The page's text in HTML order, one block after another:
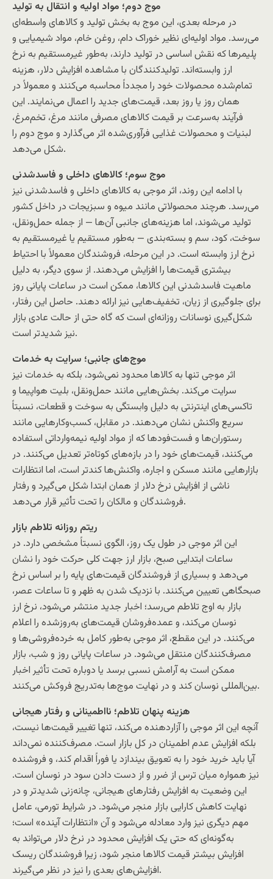
موج دوم؛ مواد اولیه و انتقال به تولید
در مرحله بعدی، این موج به بخش تولید و کالاهای واسطه‌ای
می‌رسد. مواد اولیه‌ای نظیر خوراک دام، روغن خام، مواد شیمیایی و
پلیمرها که نقش اساسی در تولید دارند، به‌طور غیرمستقیم به نرخ
ارز وابسته‌اند. تولیدکنندگان با مشاهده افزایش دلار، هزینه
تمام‌شده محصولات خود را مجدداً محاسبه می‌کنند و معمولاً در
همان روز یا روز بعد، قیمت‌های جدید را اعمال می‌نمایند. این
فرآیند به‌سرعت بر قیمت کالاهای مصرفی مانند مرغ، تخم‌مرغ،
لبنیات و محصولات غذایی فرآوری‌شده اثر می‌گذارد و موج دوم را
شکل می‌دهد.
موج سوم؛ کالاهای داخلی و فاسدشدنی
با ادامه این روند، اثر موجی به کالاهای داخلی و فاسدشدنی نیز
می‌رسد. هرچند محصولاتی مانند میوه و سبزیجات در داخل کشور
تولید می‌شوند، اما هزینه‌های جانبی آن‌ها — از جمله حمل‌ونقل،
سوخت، کود، سم و بسته‌بندی — به‌طور مستقیم یا غیرمستقیم به
نرخ ارز وابسته است. در این مرحله، فروشندگان معمولاً با احتیاط
بیشتری قیمت‌ها را افزایش می‌دهند. از سوی دیگر، به دلیل
ماهیت فاسدشدنی این کالاها، ممکن است در ساعات پایانی روز
برای جلوگیری از زیان، تخفیف‌هایی نیز ارائه دهند. حاصل این رفتار،
شکل‌گیری نوسانات روزانه‌ای است که گاه حتی از حالت عادی بازار
نیز شدیدتر است.
موج‌های جانبی؛ سرایت به خدمات
اثر موجی تنها به کالاها محدود نمی‌شود، بلکه به خدمات نیز
سرایت می‌کند. بخش‌هایی مانند حمل‌ونقل، بلیت هواپیما و
تاکسی‌های اینترنتی به دلیل وابستگی به سوخت و قطعات، نسبتاً
سریع واکنش نشان می‌دهند. در مقابل، کسب‌وکارهایی مانند
رستوران‌ها و فست‌فودها که از مواد اولیه نیمه‌وارداتی استفاده
می‌کنند، قیمت‌های خود را در بازه‌های کوتاه‌تر تعدیل می‌کنند. در
بازارهایی مانند مسکن و اجاره، واکنش‌ها کندتر است، اما انتظارات
ناشی از افزایش نرخ دلار از همان ابتدا شکل می‌گیرد و رفتار
فروشندگان و مالکان را تحت تأثیر قرار می‌دهد.
ریتم روزانه تلاطم بازار
این اثر موجی در طول یک روز، الگوی نسبتاً مشخصی دارد. در
ساعات ابتدایی صبح، بازار ارز جهت کلی حرکت خود را نشان
می‌دهد و بسیاری از فروشندگان قیمت‌های پایه را بر اساس نرخ
صبحگاهی تعیین می‌کنند. با نزدیک شدن به ظهر و تا ساعات عصر،
بازار به اوج تلاطم می‌رسد؛ اخبار جدید منتشر می‌شود، نرخ ارز
نوسان می‌کند، و عمده‌فروشان قیمت‌های به‌روزشده را اعلام
می‌کنند. در این مقطع، اثر موجی به‌طور کامل به خرده‌فروشی‌ها و
مصرف‌کنندگان منتقل می‌شود. در ساعات پایانی روز و شب، بازار
ممکن است به آرامش نسبی برسد یا دوباره تحت تأثیر اخبار
بین‌المللی نوسان کند و در نهایت موج‌ها به‌تدریج فروکش می‌کنند.
هزینه پنهان تلاطم؛ نااطمینانی و رفتار هیجانی
آنچه این اثر موجی را آزاردهنده می‌کند، تنها تغییر قیمت‌ها نیست،
بلکه افزایش عدم اطمینان در کل بازار است. مصرف‌کننده نمی‌داند
آیا باید خرید خود را به تعویق بیندازد یا فوراً اقدام کند، و فروشنده
نیز همواره میان ترس از ضرر و از دست دادن سود در نوسان است.
این وضعیت به افزایش رفتارهای هیجانی، چانه‌زنی شدیدتر و در
نهایت کاهش کارایی بازار منجر می‌شود. در شرایط تورمی، عامل
مهم دیگری نیز وارد معادله می‌شود و آن «انتظارات آینده» است؛
به‌گونه‌ای که حتی یک افزایش محدود در نرخ دلار می‌تواند به
افزایش بیشتر قیمت کالاها منجر شود، زیرا فروشندگان ریسک
افزایش‌های بعدی را نیز در نظر می‌گیرند.